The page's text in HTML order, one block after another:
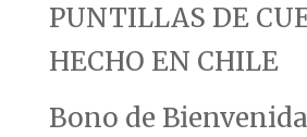
PUNTILLAS DE
HECHO EN CHILE
Bono de